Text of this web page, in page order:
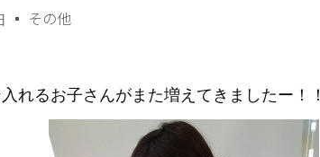
その他
れるお子さんがまた増えてきましたー！！